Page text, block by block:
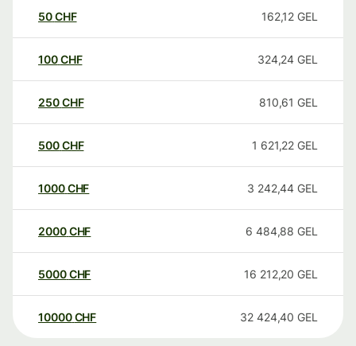
50CHF 162,12 GEL
100CHF 324,24 GEL
250CHF 810,61 GEL
500CHF 1 621,22 GEL
1000CHF 3 242,44 GEL
2000CHF 6 484,88 GEL
5000CHF 16 212,20 GEL
10000 CHF 32 424,40 GEL